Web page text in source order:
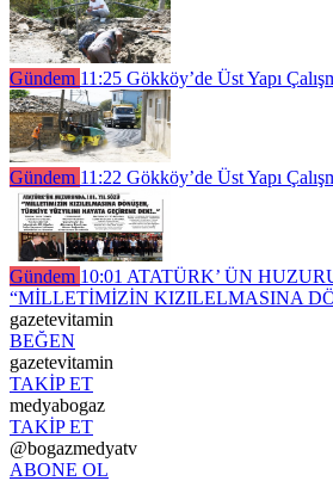
Gündem 11:25 Gökköy’de Üst Yapı
Gündem 11:22 Gökköy’de Üst Yapı
Gündem 10:01 ATATÜRK’ ÜN
“MİLLETİMİZİN KIZILELMASINA
gazetevitamin
BEĞEN
gazetevitamin
TAKİP ET
medyabogaz
TAKİP ET
@bogazmedyatv
ABONE OL